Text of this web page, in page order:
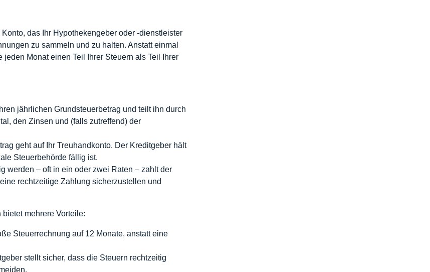
das Ihr Hypothekengeber oder -dienstleister
zu sammeln und zu halten. Anstatt einmal
Monat einen Teil Ihrer Steuern als Teil Ihrer
jährlichen Grundsteuerbetrag und teilt ihn durch
den Zinsen und (falls zutreffend) der
geht auf Ihr Treuhandkonto. Der Kreditgeber hält
Steuerbehörde fällig ist.
werden – oft in ein oder zwei Raten – zahlt der
rechtzeitige Zahlung sicherzustellen und
mehrere Vorteile:
Steuerrechnung auf 12 Monate, anstatt eine
stellt sicher, dass die Steuern rechtzeitig